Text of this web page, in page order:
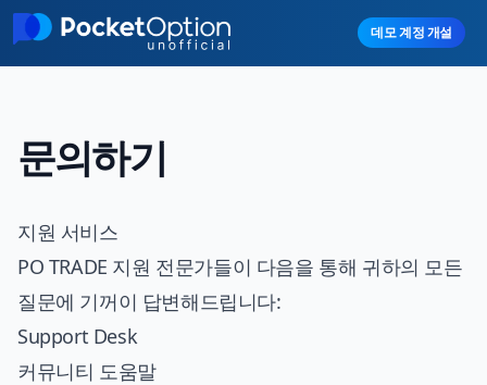
Skip to main content
데모 계정 개설
문의하기
지원 서비스
PO TRADE 지원 전문가들이 다음을 통해 귀하의 모든
질문에 기꺼이 답변해드립니다:
Support Desk
커뮤니티 도움말